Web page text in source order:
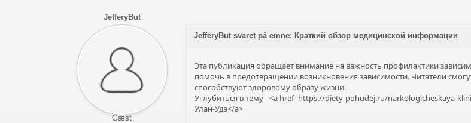
JefferyBut
Gæst
JefferyBut svaret på emne: Краткий обзор медицинской информации
Эта публикация обращает внимание на важность профилактики
помочь в предотвращении возникновения зависимости. Читатели
способствуют здоровому образу жизни.
Углубиться в тему - <a href=https://diety-pohudej.ru/narkologicheskaya-
Улан-Удэ</a>